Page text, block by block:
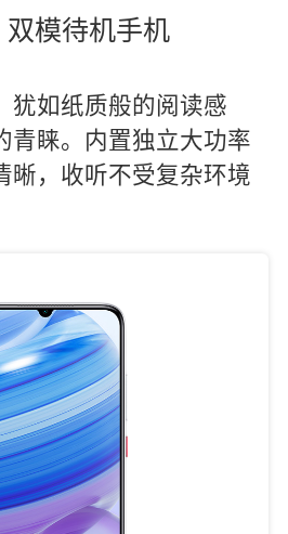
双模待机手机
犹如纸质般的阅读感
青睐。内置独立大功率
晰，收听不受复杂环境